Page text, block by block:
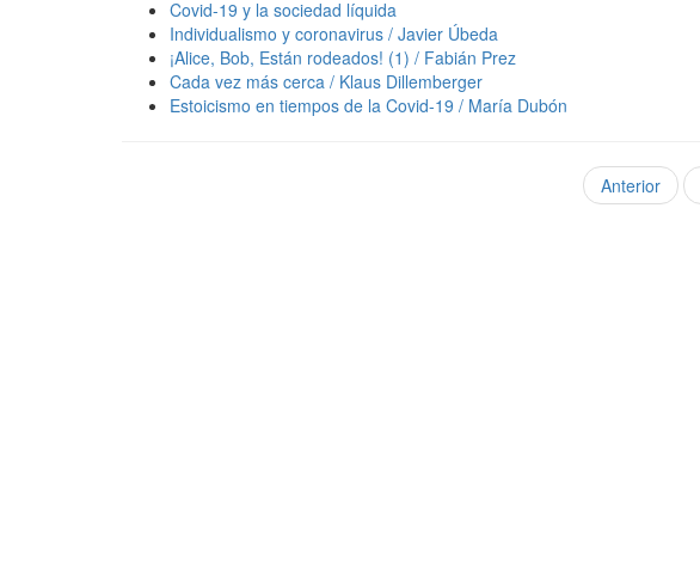
Covid-19 y la sociedad líquida
Individualismo y coronavirus / Javier Úbeda
¡Alice, Bob, Están rodeados! (1) / Fabián Prez
Cada vez más cerca / Klaus Dillemberger
Estoicismo en tiempos de la Covid-19 / María Dubón
Anterior